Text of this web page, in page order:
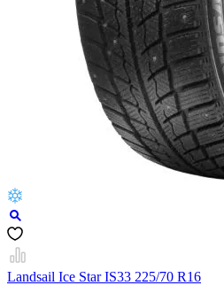
Landsail Ice Star IS33 225/70 R16